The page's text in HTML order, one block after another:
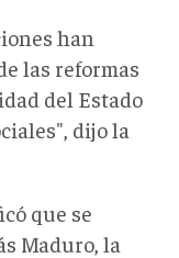
han
las reformas
del Estado
dijo la
que se
Maduro, la